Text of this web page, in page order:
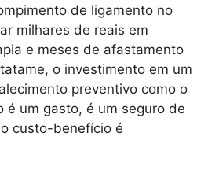
de ligamento no
milhares de reais em
e meses de afastamento
o investimento em um
preventivo como o
é um gasto, é um seguro de
custo-benefício é